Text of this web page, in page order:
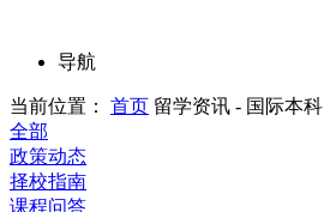
导航
当前位置： 首页 留学资讯 - 国际本科
全部
政策动态
择校指南
课程问答